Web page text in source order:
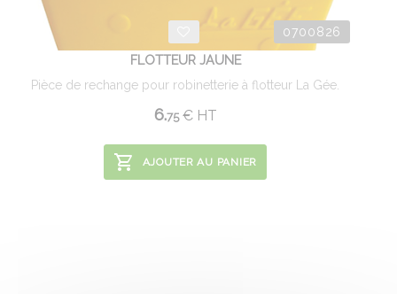
0700826
FLOTTEUR JAUNE
Pièce de rechange pour robinetterie à flotteur La Gée.
6.75 €HT
AJOUTER AU PANIER